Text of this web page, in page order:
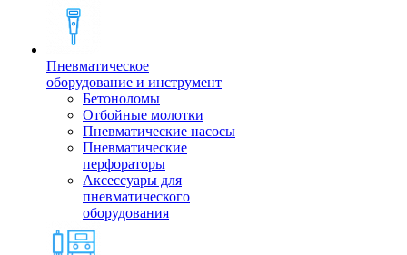
Пневматическое
оборудование и инструмент
Бетоноломы
Отбойные молотки
Пневматические насосы
Пневматические
перфораторы
Аксессуары для
пневматического
оборудования